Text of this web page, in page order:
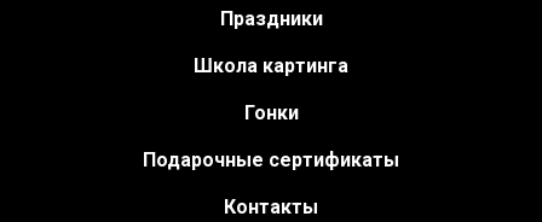
Праздники
Школа картинга
Гонки
Подарочные сертификаты
Контакты